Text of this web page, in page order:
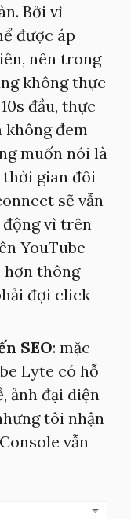
Bởi vì
được áp
nên trong
không thực
đầu, thực
đem
muốn nói là
thời gian đôi
sẽ vẫn
vì trên
YouTube
hơn thông
đợi click
SEO: mặc
Lyte có hỗ
ảnh đại diện
tôi nhận
vẫn